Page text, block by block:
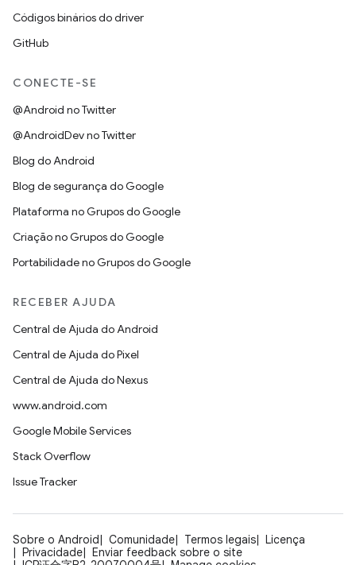
Códigos binários do driver
GitHub
CONECTE-SE
@Android no Twitter
@AndroidDev no Twitter
Blog do Android
Blog de segurança do Google
Plataforma no Grupos do Google
Criação no Grupos do Google
Portabilidade no Grupos do Google
RECEBER AJUDA
Central de Ajuda do Android
Central de Ajuda do Pixel
Central de Ajuda do Nexus
www.android.com
Google Mobile Services
Stack Overflow
Issue Tracker
Sobre o Android Comunidade Termos legais
Licença
Privacidade
Enviar feedback sobre o site